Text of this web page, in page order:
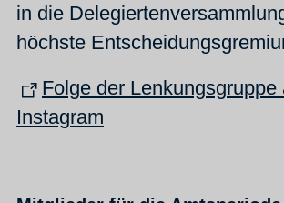
in die
höchste
Folge der Lenkungsgruppe
Instagram